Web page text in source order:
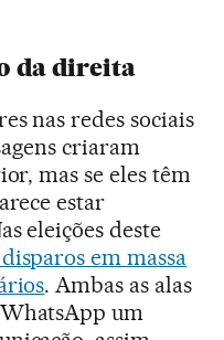
da direita
nas redes sociais
criaram
mas se eles têm
estar
eleições deste
em massa
. Ambas as alas
um